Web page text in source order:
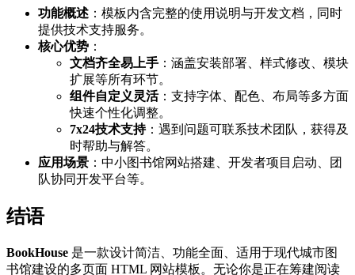
功能概述 ：模板内含完整的使用说明与开发文档，同时
提供技术支持服务。
核心优势 ：
文档齐全易上手 ：涵盖安装部署、样式修改、模块
扩展等所有环节。
组件自定义灵活：支持字体、配色、布局等多方面
快速个性化调整。
7x24技术支持：遇到问题可联系技术团队，获得及
时帮助与解答。
应用场景 ：中小图书馆网站搭建、开发者项目启动、团
队协同开发平台等。
结语
BookHouse 是一款设计简洁、功能全面、适用于现代城市图
书馆建设的多页面 HTML 网站模板。无论你是正在筹建阅读